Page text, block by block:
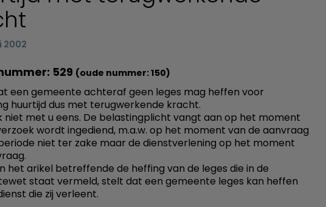
2002
529 (oude nummer: 150)
een gemeente achteraf geen leges mag heffen voor
huurtijd dus met terugwerkende kracht.
niet met u eens. De belastingplicht vangt aan op het moment
wordt ingediend, m.a.w. op het moment van de aanvraag
niet ter zake maar de dienstverlening op het moment
het arikel betreffende de heffing van de leges die in de
staat vermeld, stelt dat een gemeente leges kan heffen
die zij verleent.